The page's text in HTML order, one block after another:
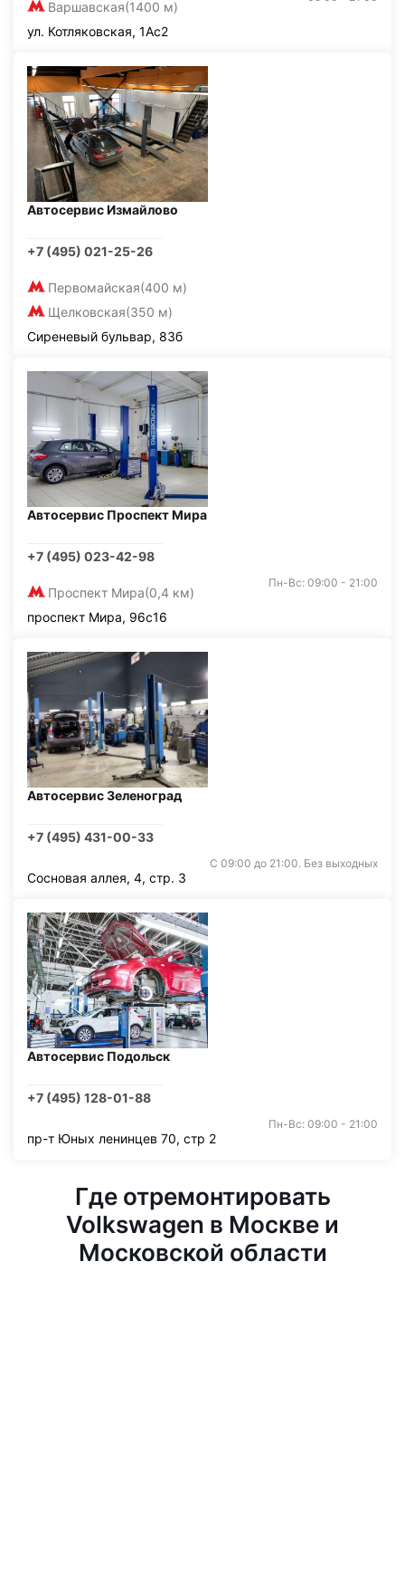
Варшавская(1400 м)
ул. Котляковская, 1Ас2
Автосервис Измайлово
+7 (495) 021-25-26
Первомайская(400 м)
Щелковская(350 м)
Сиреневый бульвар, 83б
Автосервис Проспект Мира
+7 (495) 023-42-98
Проспект Мира(0,4 км)
Пн-Вс: 09:00 - 21:00
проспект Мира, 96с16
Автосервис Зеленоград
+7 (495) 431-00-33
С 09:00 до 21:00. Без выходных
Сосновая аллея, 4, стр. 3
Автосервис Подольск
+7 (495) 128-01-88
Пн-Вс: 09:00 - 21:00
пр-т Юных ленинцев 70, стр 2
Где отремонтировать
Volkswagen в Москве и
Московской области